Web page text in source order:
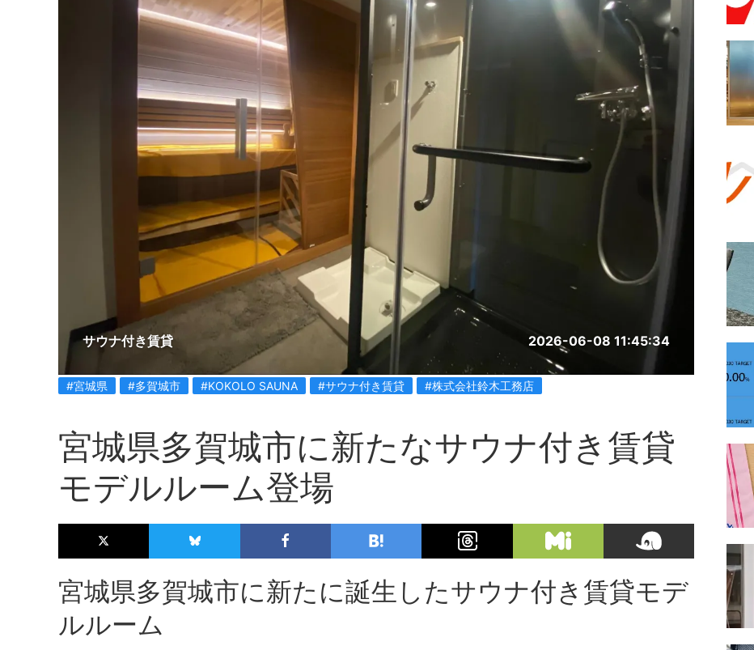
サウナ付き賃貸 2026-06-08 11:45:34
#宮城県 #多賀城市 #KOKOLO SAUNA #サウナ付き賃貸 #株式会社鈴木工務店
宮城県多賀城市に新たなサウナ付き賃貸
モデルルーム登場
宮城県多賀城市に新たに誕生したサウナ付き賃貸モデ
ルルーム